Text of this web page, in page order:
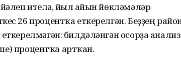
ителһә, йыл һайын йөкләмәләр
26 процентҡа еткерелгән. Беҙҙең
билдәләнгән осорҙа анализ
процентҡа артҡан.